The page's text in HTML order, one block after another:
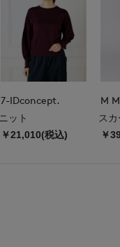
7-IDconcept.
ニット
￥21,010(税込)
スカ
￥